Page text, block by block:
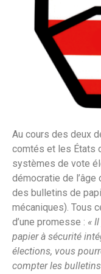
Au cours des deux
comtés et les États
systèmes de vote
démocratie de
des bulletins de
mécaniques). Tous
d’une promesse : «
papier à sécurité
élections, vous
compter les